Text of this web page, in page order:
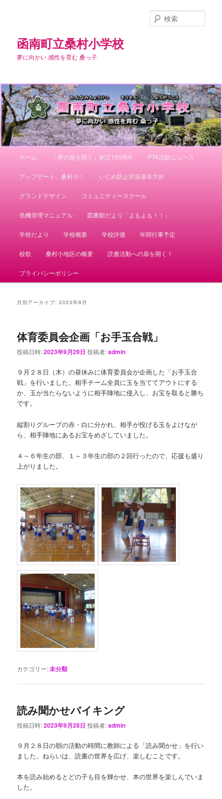
へ
移
動
移
動
函南町立桑村小学校
夢に向かい 感性を育む 桑っ子
索
ホーム 「夢の扉を開く」創立150周年 PTA活動ニュース
アップデート、桑村小！ いじめ防止対策基本方針
グランドデザイン コミュニティースクール
危機管理マニュアル 図書館だより「よもよも！！」
学校だより 学校概要 学校評価 年間行事予定
校歌 桑村小地区の概要 読書活動への扉を開く！
プライバシーポリシー
月別アーカイブ:2023年9月
体育委員会企画「お手玉合戦」
投稿日時:2023年9月29日 投稿者:admin
９月２８日（木）の昼休みに体育委員会が企画した「お手玉合
戦」を行いました。相手チーム全員に玉を当ててアウトにする
か、玉が当たらないように相手陣地に侵入し、お宝を取ると勝ち
です。
縦割りグループの赤・白に分かれ、相手が投げる玉をよけなが
ら、相手陣地にあるお宝をめざしていました。
４～６年生の部、１～３年生の部の２回行ったので、応援も盛り
上がりました。
カテゴリー:未分類
読み聞かせバイキング
投稿日時:2023年9月28日 投稿者:admin
９月２８日の朝の活動の時間に教師による「読み聞かせ」を行い
ました。ねらいは、読書の世界を広げ、楽しむことです。
本を読み始めるとどの子も目を輝かせ、本の世界を楽しんでいま
した。